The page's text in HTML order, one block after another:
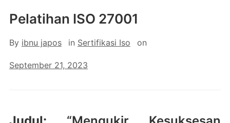
Pelatihan ISO 27001
By ibnu japos in Sertifikasi Iso on
September 21, 2023